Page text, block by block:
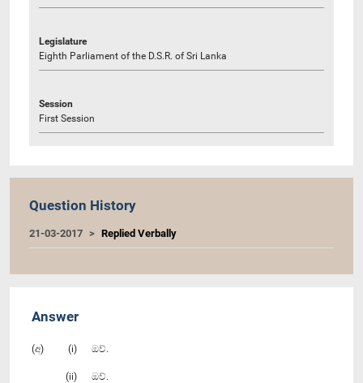
Legislature
Eighth Parliament of the D.S.R. of Sri Lanka
Session
First Session
Question History
21-03-2017 Replied Verbally
Answer
(අ) (i) ඔව්.
(ii) ඔව්.